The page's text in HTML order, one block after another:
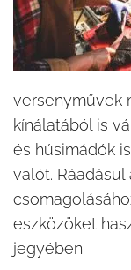
versenyművek
kínálatából is
és húsimádók
valót.
eszközöket
jegyében.